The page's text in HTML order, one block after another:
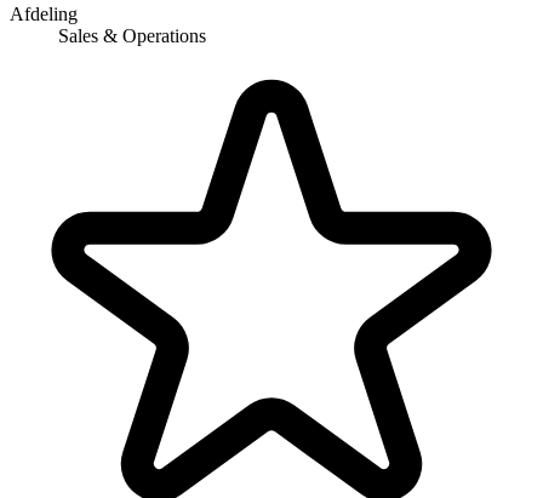
Afdeling
Sales & Operations